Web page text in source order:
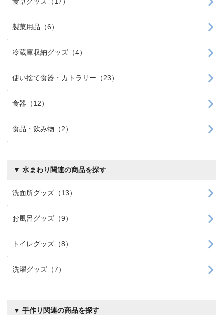
食卓グッズ（17）
製菓用品（6）
冷蔵庫収納グッズ（4）
使い捨て食器・カトラリー（23）
食器（12）
食品・飲み物（2）
▼ 水まわり関連の商品を探す
洗面所グッズ（13）
お風呂グッズ（9）
トイレグッズ（8）
洗濯グッズ（7）
▼ 手作り関連の商品を探す